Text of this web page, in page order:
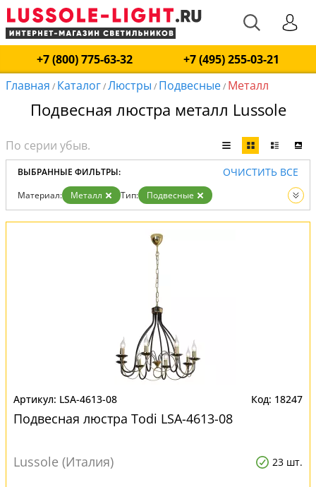
+7 (800) 775-63-32
+7 (495) 255-03-21
Главная / Каталог/Люстры / Подвесные/ Металл
Подвесная люстра металл Lussole
ВЫБРАННЫЕ ФИЛЬТРЫ: ОЧИСТИТЬ ВСЕ
Материал: Металл Тип:
Подвесные
Вид:
Люстры
LSA-4613-08 18247
Подвесная люстра Todi LSA-4613-08
Lussole (Италия) 23 шт.